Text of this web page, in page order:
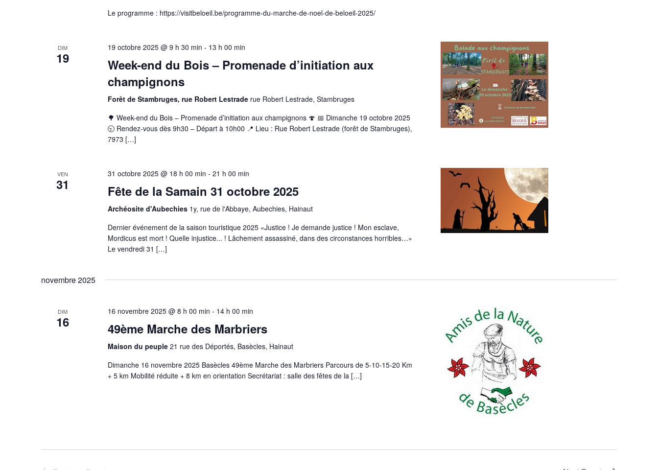
Le programme : https://visitbeloeil.be/programme-du-marche-de-noel-de-beloeil-2025/
DIM
19
19 octobre 2025 @ 9 h 30 min - 13 h 00 min
Week-end du Bois – Promenade d’initiation aux
champignons
Forêt de Stambruges, rue Robert Lestrade rue Robert Lestrade, Stambruges
🌳 Week-end du Bois – Promenade d’initiation aux champignons 🍄 📅 Dimanche 19 octobre 2025
🕤 Rendez-vous dès 9h30 – Départ à 10h00 📍 Lieu : Rue Robert Lestrade (forêt de Stambruges),
7973 […]
VEN
31
31 octobre 2025 @ 18 h 00 min - 21 h 00 min
Fête de la Samain 31 octobre 2025
Archéosite d'Aubechies 1y, rue de l'Abbaye, Aubechies, Hainaut
Dernier événement de la saison touristique 2025 «Justice ! Je demande justice ! Mon esclave,
Mordicus est mort ! Quelle injustice... ! Lâchement assassiné, dans des circonstances horribles…»
Le vendredi 31 […]
novembre 2025
DIM
16
16 novembre 2025 @ 8 h 00 min - 14 h 00 min
49ème Marche des Marbriers
Maison du peuple 21 rue des Déportés, Basècles, Hainaut
Dimanche 16 novembre 2025 Basècles 49ème Marche des Marbriers Parcours de 5-10-15-20 Km
+ 5 km Mobilité réduite + 8 km en orientation Secrétariat : salle des fêtes de la […]